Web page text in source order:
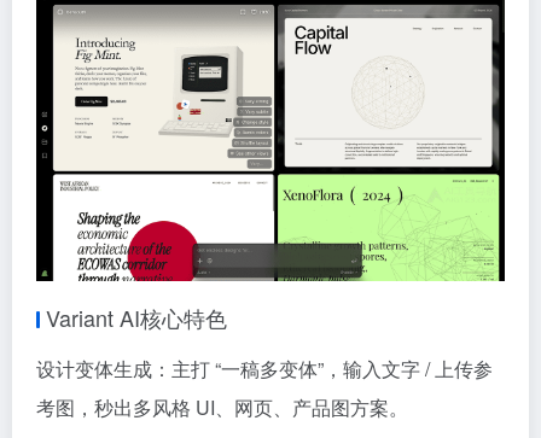
Variant AI核心特色
设计变体生成：主打 “一稿多变体”，输入文字 / 上传参
考图，秒出多风格 UI、网页、产品图方案。